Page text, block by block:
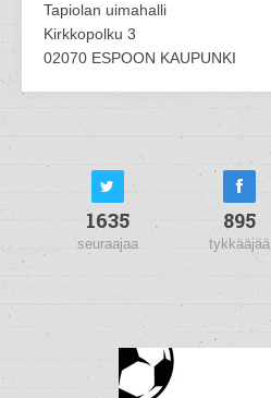
Tapiolan uimahalli
Kirkkopolku 3
02070 ESPOON KAUPUNKI
1635
seuraajaa
895
tykkääjää